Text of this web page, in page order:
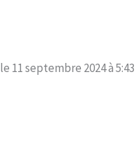
le 11 septembre 2024 à